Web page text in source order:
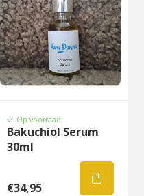
Op voorraad
Bakuchiol Serum
30ml
€34,95